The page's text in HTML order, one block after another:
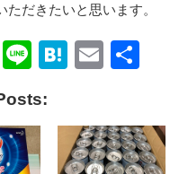
ただきたいと思います。
T
Li
e
H
n
E